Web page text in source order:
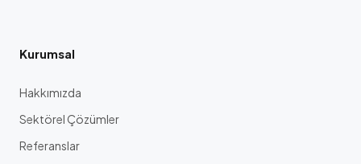
Kurumsal
Hakkımızda
Sektörel Çözümler
Referanslar